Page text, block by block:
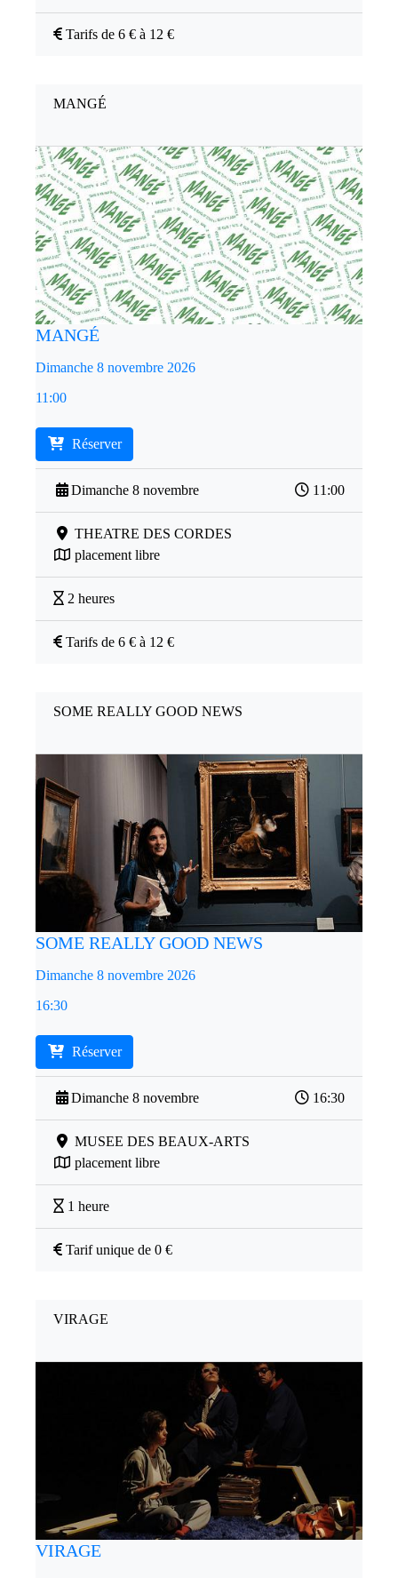
Tarifs de 6 € à 12 €
MANGÉ
MANGÉ
Dimanche 8 novembre 2026
11:00
Réserver
Dimanche 8 novembre 11:00
THEATRE DES CORDES
placement libre
2 heures
Tarifs de 6 € à 12 €
SOME REALLY GOOD NEWS
SOME REALLY GOOD NEWS
Dimanche 8 novembre 2026
16:30
Réserver
Dimanche 8 novembre 16:30
MUSEE DES BEAUX-ARTS
placement libre
1 heure
Tarif unique de 0 €
VIRAGE
VIRAGE